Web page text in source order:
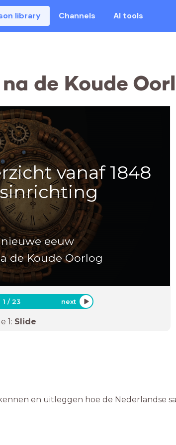
library Channels AI tools
de Koude
vanaf 1848
eeuw
de Koude Oorlog
1 /23 next
1: Slide
en uitleggen hoe de Nederlandse